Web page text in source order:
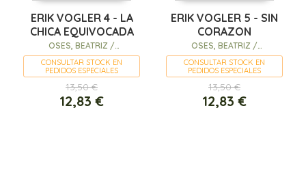
ERIK VOGLER 4 - LA
CHICA EQUIVOCADA
OSES, BEATRIZ /
BARRENETXEA, IBAN (IL.)
CONSULTAR STOCK EN
PEDIDOS ESPECIALES
13,50 €
12,83 €
ERIK VOGLER 5 - SIN
CORAZON
OSES, BEATRIZ /
BARRENETXEA, IBAN (IL.)
CONSULTAR STOCK EN
PEDIDOS ESPECIALES
13,50 €
12,83 €